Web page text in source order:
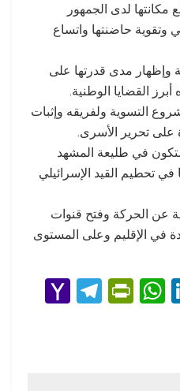
مكانتها لدى الجمهور
وتقوية حاضنتها واتساع
وإظهار مدى قدرتها على
القضايا الوطنية.
التسوية ولفريقه وإثبات
على تحرير الأسرى.
في طليعة المشهد
تحطيم القيد الإسرائيلي
عن الحركة وفتح قنوات
في الإقليم وعلى المستوى
Li
W
Pr
T